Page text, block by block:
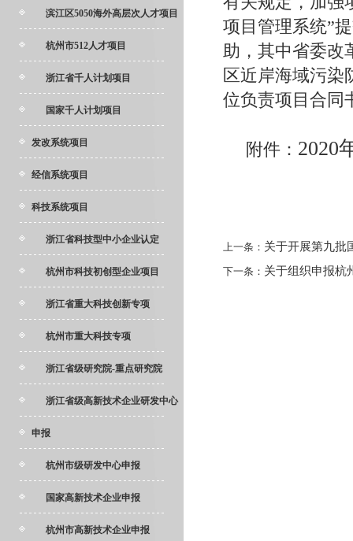
滨江区5050海外高层次人才项目
杭州市512人才项目
浙江省千人计划项目
国家千人计划项目
发改系统项目
经信系统项目
科技系统项目
浙江省科技型中小企业认定
杭州市科技初创型企业项目
浙江省重大科技创新专项
杭州市重大科技专项
浙江省级研究院-重点研究院
浙江省级高新技术企业研发中心
申报
杭州市级研发中心申报
国家高新技术企业申报
杭州市高新技术企业申报
项目管理系统”
助，其中省委改
区近岸海域污染
位负责项目合同
附件： 2020
上一条： 关于开展第九批
下一条： 关于组织申报杭